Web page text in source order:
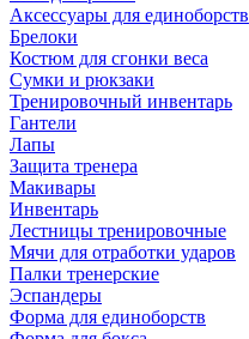
Аксессуары для единоборств
Брелоки
Костюм для сгонки веса
Сумки и рюкзаки
Тренировочный инвентарь
Гантели
Лапы
Защита тренера
Макивары
Инвентарь
Лестницы тренировочные
Мячи для отработки ударов
Палки тренерские
Эспандеры
Форма для единоборств